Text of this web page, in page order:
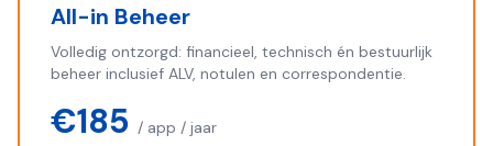
All-in Beheer
Volledig ontzorgd: financieel, technisch én bestuurlijk
beheer inclusief ALV, notulen en correspondentie.
€185 / app / jaar